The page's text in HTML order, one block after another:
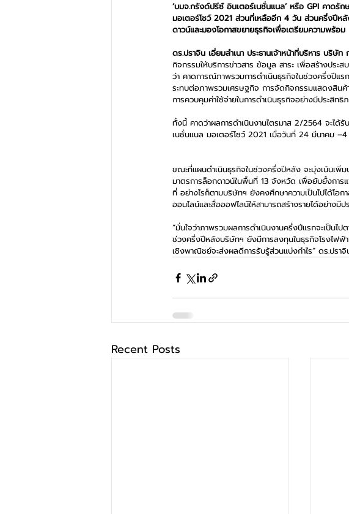
‘บมจ.กรังด์ปรีซ์ อินเตอร์เนชั่นแนล’ หรือ GPI คาดรั
มอเตอร์โชว์ 2021 ส่วนที่เหลืออีก 4 วัน ส่วนครึ่งปีหลั
ดาวน์และมองโอกาสขยายธุรกิจเพื่อเตรียมความพร้อม
ดร.ปราจิน เอี่ยมลำเนา ประธานเจ้าหน้าที่บริหาร บริ
กิจกรรมให้บริการข่าวสาร ข้อมูล สาระ เพื่อสร้างปร
ว่า คาดการณ์ภาพรวมการดำเนินธุรกิจในช่วงครึ่งปีแ
ระทบต่อภาพรวมเศรษฐกิจ การจัดกิจกรรมแสดงสิน
การควบคุมค่าใช้จ่ายในการดำเนินธุรกิจอย่างมีประสิทธิ
ทั้งนี้ คาดว่าผลการดำเนินงานไตรมาส 2/2564 จะได้
เนชั่นแนล มอเตอร์โชว์ 2021 เมื่อวันที่ 24 มีนาคม –4
ขณะที่แผนดำเนินธุรกิจในช่วงครึ่งปีหลัง จะมุ่งเน้นเพิ่ม
มาตรการล็อกดาวน์ในพื้นที่ 13 จังหวัด เพื่อยับยั้งการ
ที่ อย่างไรก็ตามบริษัทฯ ยังคงศึกษาความเป็นไปได้โ
ออนไลน์และสื่อออฟไลน์ให้สามารถสร้างรายได้อย่างมี
“มั่นใจว่าภาพรวมผลการดำเนินงานครึ่งปีแรกจะเป็นไ
ช่วงครึ่งปีหลังบริษัทฯ ยังมีการลงทุนในธุรกิจโรงไฟฟ้
เชิงพาณิชย์จะส่งผลดีการรับรู้ส่วนแบ่งกำไร” ดร.ปรา
Recent Posts